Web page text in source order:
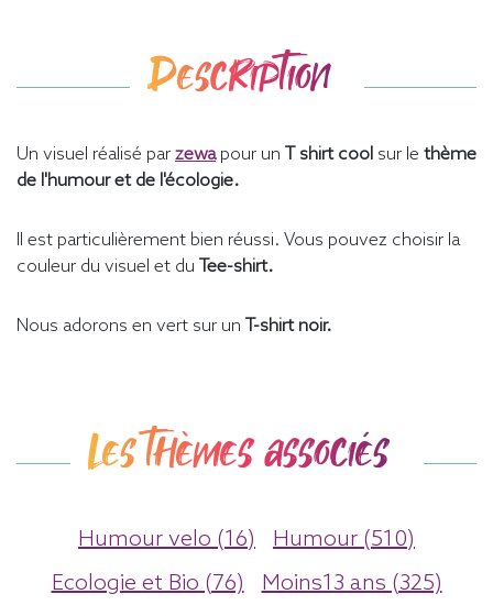
Description
Un visuel réalisé par zewapour un T shirt cool sur le thème
de l'humour et de l'écologie.
Il est particulièrement bien réussi. Vous pouvez choisir la
couleur du visuel et du Tee-shirt.
Nous adorons en vert sur un T-shirt noir.
Les thèmes associés
Humour velo (16)
Humour (510)
Ecologie et Bio (76)
Moins13 ans (325)